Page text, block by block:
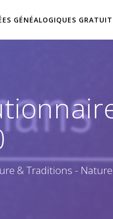
GÉNÉALOGIQUES
& Traditions -